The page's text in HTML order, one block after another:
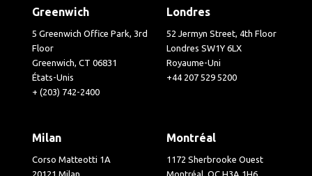
Greenwich
5 Greenwich Office Park, 3rd
Floor
Greenwich, CT 06831
États-Unis
+ (203) 742-2400
Londres
52 Jermyn Street, 4th Floor
Londres SW1Y 6LX
Royaume-Uni
+44 207 529 5200
Milan
Corso Matteotti 1A
20121 Milan
Montréal
1172 Sherbrooke Ouest
Montréal, QC H3A 1H6